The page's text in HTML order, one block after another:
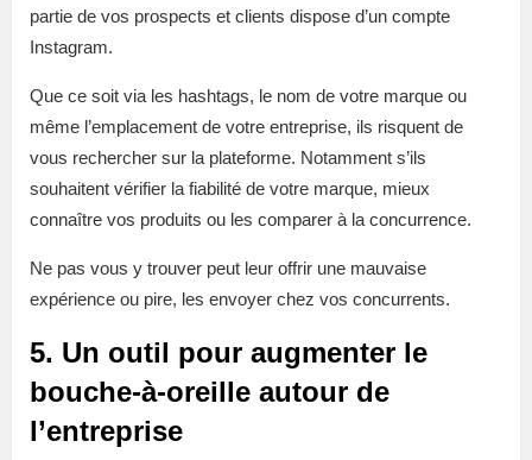
partie de vos prospects et clients dispose d’un compte
Instagram.
Que ce soit via les hashtags, le nom de votre marque ou
même l’emplacement de votre entreprise, ils risquent de
vous rechercher sur la plateforme. Notamment s’ils
souhaitent vérifier la fiabilité de votre marque, mieux
connaître vos produits ou les comparer à la concurrence.
Ne pas vous y trouver peut leur offrir une mauvaise
expérience ou pire, les envoyer chez vos concurrents.
5. Un outil pour augmenter le
bouche-à-oreille autour de
l’entreprise